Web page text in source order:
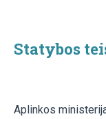
Statybos
Aplinkos